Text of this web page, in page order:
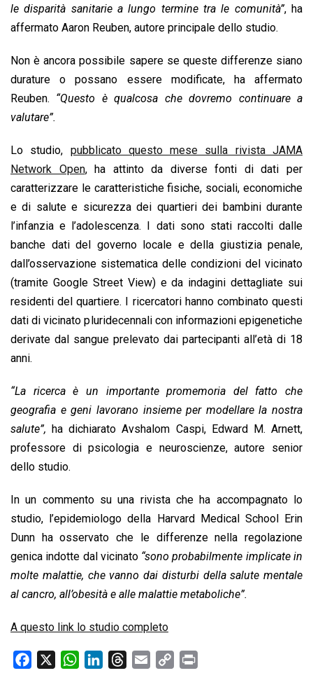
le disparità sanitarie a lungo termine tra le comunità”, ha
affermato Aaron Reuben, autore principale dello studio.
Non è ancora possibile sapere se queste differenze siano
durature o possano essere modificate, ha affermato
Reuben. “Questo è qualcosa che dovremo continuare a
valutare”.
Lo studio, pubblicato questo mese sulla rivista JAMA
Network Open, ha attinto da diverse fonti di dati per
caratterizzare le caratteristiche fisiche, sociali, economiche
e di salute e sicurezza dei quartieri dei bambini durante
l’infanzia e l’adolescenza. I dati sono stati raccolti dalle
banche dati del governo locale e della giustizia penale,
dall’osservazione sistematica delle condizioni del vicinato
(tramite Google Street View) e da indagini dettagliate sui
residenti del quartiere. I ricercatori hanno combinato questi
dati di vicinato pluridecennali con informazioni epigenetiche
derivate dal sangue prelevato dai partecipanti all’età di 18
anni.
“La ricerca è un importante promemoria del fatto che
geografia e geni lavorano insieme per modellare la nostra
salute”, ha dichiarato Avshalom Caspi, Edward M. Arnett,
professore di psicologia e neuroscienze, autore senior
dello studio.
In un commento su una rivista che ha accompagnato lo
studio, l’epidemiologo della Harvard Medical School Erin
Dunn ha osservato che le differenze nella regolazione
genica indotte dal vicinato “sono probabilmente implicate in
molte malattie, che vanno dai disturbi della salute mentale
al cancro, all’obesità e alle malattie metaboliche”.
A questo link lo studio completo
W